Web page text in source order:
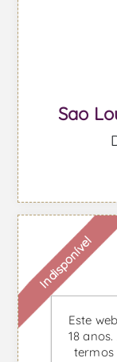
Sao
Indisponível
Este
18
termos